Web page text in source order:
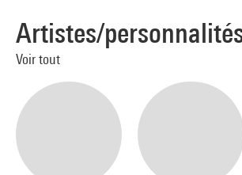
Artistes/
Voir tout